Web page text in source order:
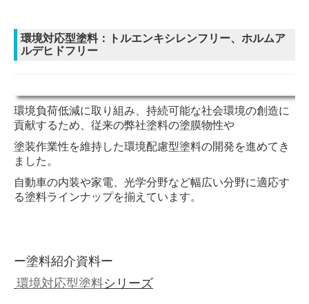
環境対応型塗料：トルエンキシレンフリー、ホルムア
ルデヒドフリー
環境負荷低減に取り組み、持続可能な社会環境の創造に
貢献するため、従来の弊社塗料の塗膜物性や
塗装作業性を維持した環境配慮型塗料の開発を進めてき
ました。
自動車の内装や家電、光学分野など幅広い分野に適応す
る塗料ラインナップを揃えています。
ー塗料紹介資料ー
環境対応型塗料シリーズ